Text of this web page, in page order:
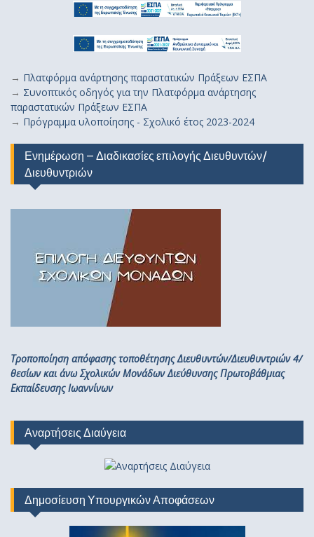
→ Πλατφόρμα ανάρτησης παραστατικών Πράξεων ΕΣΠΑ
→ Συνοπτικός οδηγός για την Πλατφόρμα ανάρτησης
παραστατικών Πράξεων ΕΣΠΑ
→ Πρόγραμμα υλοποίησης - Σχολικό έτος 2023-2024
Ενημέρωση – Διαδικασίες επιλογής Διευθυντών/
Διευθυντριών
Τροποποίηση απόφασης τοποθέτησης Διευθυντών/Διευθυντριών 4/
θεσίων και άνω Σχολικών Μονάδων Διεύθυνσης Πρωτοβάθμιας
Εκπαίδευσης Ιωαννίνων
Αναρτήσεις Διαύγεια
Δημοσίευση Υπουργικών Αποφάσεων